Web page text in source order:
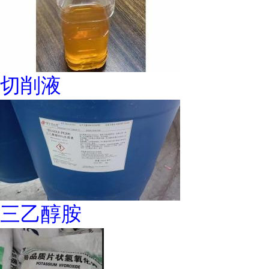
切削液
三乙醇胺